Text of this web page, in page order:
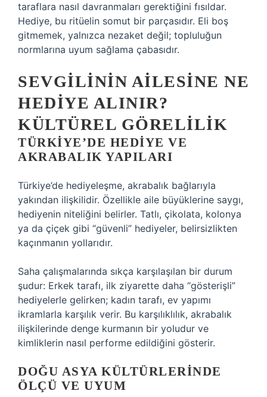
taraflara nasıl davranmaları gerektiğini fısıldar.
Hediye, bu ritüelin somut bir parçasıdır. Eli boş
gitmemek, yalnızca nezaket değil; topluluğun
normlarına uyum sağlama çabasıdır.
SEVGILININ AILESINE NE
HEDIYE ALINIR?
KÜLTÜREL GÖRELILIK
TÜRKIYE’DE HEDIYE VE
AKRABALIK YAPILARI
Türkiye’de hediyeleşme, akrabalık bağlarıyla
yakından ilişkilidir. Özellikle aile büyüklerine saygı,
hediyenin niteliğini belirler. Tatlı, çikolata, kolonya
ya da çiçek gibi “güvenli” hediyeler, belirsizlikten
kaçınmanın yollarıdır.
Saha çalışmalarında sıkça karşılaşılan bir durum
şudur: Erkek tarafı, ilk ziyarette daha “gösterişli”
hediyelerle gelirken; kadın tarafı, ev yapımı
ikramlarla karşılık verir. Bu karşılıklılık, akrabalık
ilişkilerinde denge kurmanın bir yoludur ve
kimliklerin nasıl performe edildiğini gösterir.
DOĞU ASYA KÜLTÜRLERINDE
ÖLÇÜ VE UYUM